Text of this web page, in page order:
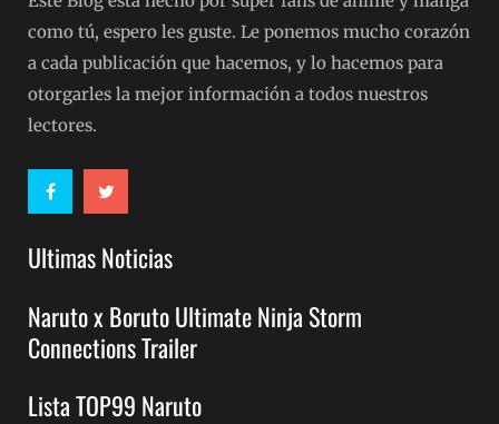
como tú, espero les guste. Le ponemos mucho corazón
a cada publicación que hacemos, y lo hacemos para
otorgarles la mejor información a todos nuestros
lectores.
Ultimas Noticias
Naruto x Boruto Ultimate Ninja Storm
Connections Trailer
Lista TOP99 Naruto